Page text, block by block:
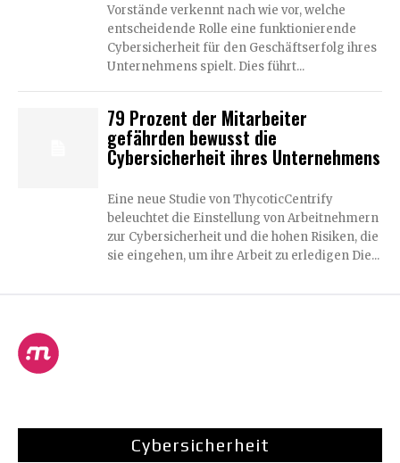
Vorstände verkennt nach wie vor, welche
entscheidende Rolle eine funktionierende
Cybersicherheit für den Geschäftserfolg ihres
Unternehmens spielt. Dies führt...
79 Prozent der Mitarbeiter
gefährden bewusst die
Cybersicherheit ihres Unternehmens
Eine neue Studie von ThycoticCentrify
beleuchtet die Einstellung von Arbeitnehmern
zur Cybersicherheit und die hohen Risiken, die
sie eingehen, um ihre Arbeit zu erledigen Die...
Cybersicherheit